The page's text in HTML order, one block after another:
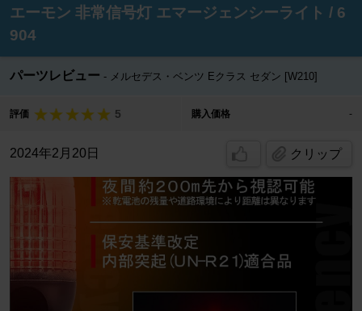
エーモン 非常信号灯 エマージェンシーライト / 6
904
パーツレビュー メルセデス・ベンツ Eクラス セダン [W210]
評価 5 購入価格 -
2024年2月20日 クリップ